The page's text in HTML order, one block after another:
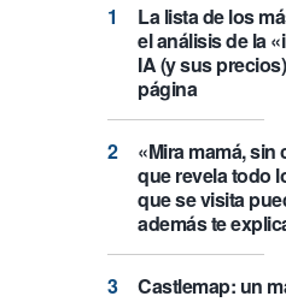
La lista de los
el análisis de la
IA (y sus
página
«Mira mamá,
que revela todo
que se visita
además te
Castlemap: un